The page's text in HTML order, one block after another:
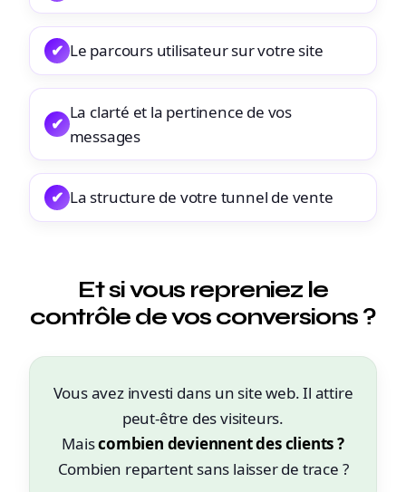
✔ Le parcours utilisateur sur votre site
✔
La clarté et la pertinence de vos
messages
✔ La structure de votre tunnel de vente
Et si vous repreniez le
contrôle de vos conversions ?
Vous avez investi dans un site web. Il attire
peut-être des visiteurs.
Maiscombien deviennent des clients ?
Combien repartent sans laisser de trace ?